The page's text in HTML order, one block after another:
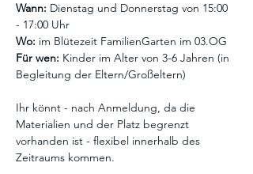
Wann: Dienstag und Donnerstag von 15:00
- 17:00 Uhr
Wo: im Blütezeit FamilienGarten im 03.OG
Für wen: Kinder im Alter von 3-6 Jahren (in
Begleitung der Eltern/Großeltern)
Ihr könnt - nach Anmeldung, da die
Materialien und der Platz begrenzt
vorhanden ist - flexibel innerhalb des
Zeitraums kommen.